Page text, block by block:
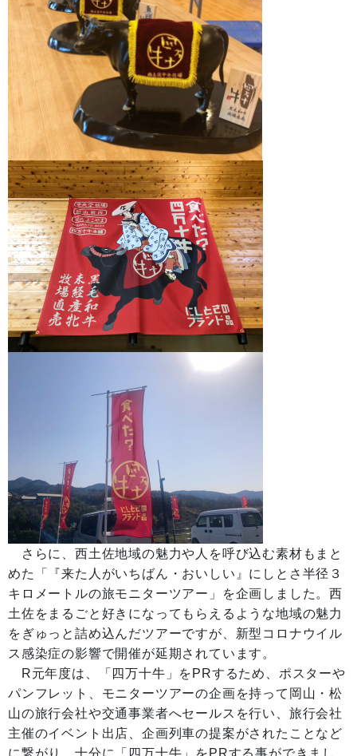
さらに、西土佐地域の魅力や人を呼び込む素材もまと
めた「『来た人がいちばん・おいしい』にしとさ半径３
キロメートルの旅モニターツアー」を企画しました。西
土佐をまるごと好きになってもらえるような地域の魅力
をぎゅっと詰め込んだツアーですが、新型コロナウイル
ス感染症の影響で開催が延期されています。
R元年度は、「四万十牛」をPRするため、ポスターや
パンフレット、モニターツアーの企画を持って岡山・松
山の旅行会社や交通事業者へセールスを行い、旅行会社
主催のイベント出店、企画列車の提案がされたことなど
に繋がり、十分に「四万十牛」をPRする事ができまし